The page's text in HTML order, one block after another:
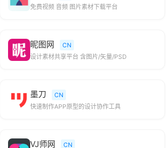
免费视频 音频 图片素材下载平台
昵图网
CN
设计素材共享平台 含图片/矢量/PSD
墨刀
CN
快速制作APP原型的设计协作工具
VJ师网 CN